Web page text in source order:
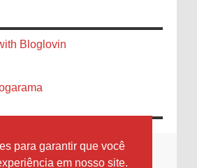
para garantir que você
em nosso site.
Bloglovin